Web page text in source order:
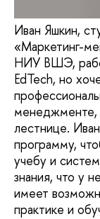
Иван Яшкин,
«Маркетинг-
НИУ ВШЭ,
EdTech, но
менеджменте,
лестнице.
программу,
учебу и
знания, что у
имеет
практике и